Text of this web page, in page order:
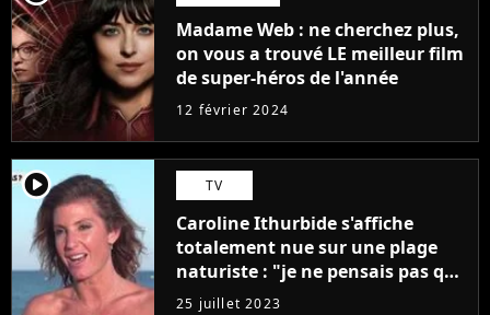
Madame Web : ne cherchez plus,
on vous a trouvé LE meilleur film
de super-héros de l'année
12 février 2024
player2 TV
Caroline Ithurbide s'affiche
totalement nue sur une plage
naturiste : "je ne pensais pas que
j'arriverais à le faire..."
25 juillet 2023